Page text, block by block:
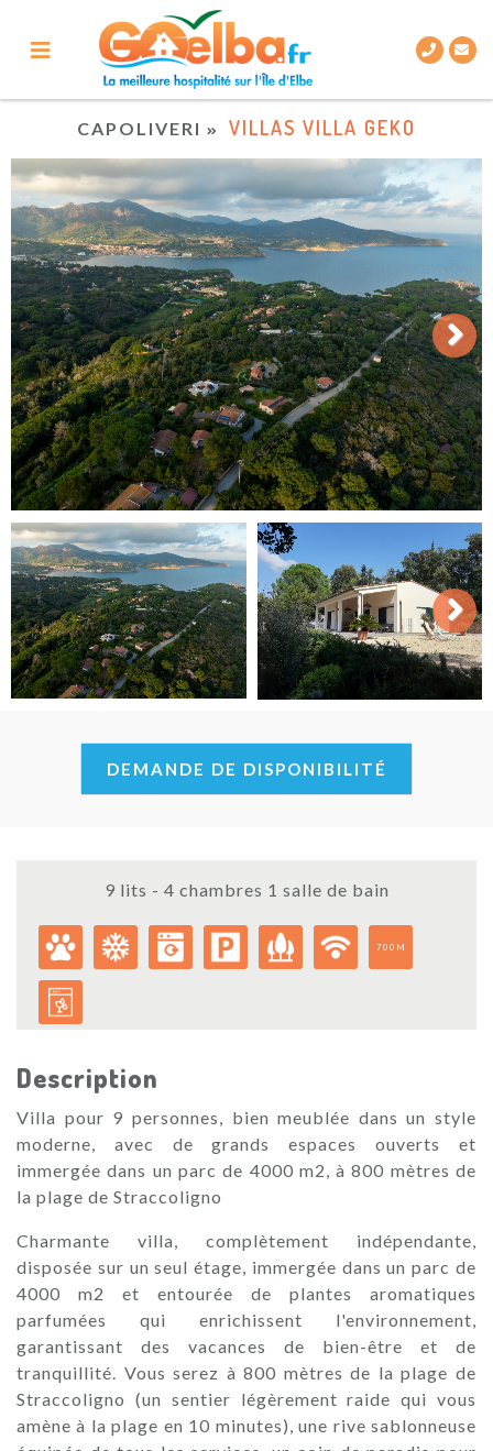
CAPOLIVERI VILLAS VILLA GEKO
Next
Next
DEMANDE DE DISPONIBILITÉ
9 lits - 4 chambres 1 salle de bain
700M
Description
Villa pour 9 personnes, bien meublée dans un style
moderne, avec de grands espaces ouverts et
immergée dans un parc de 4000 m2, à 800 mètres de
la plage de Straccoligno
Charmante villa, complètement indépendante,
disposée sur un seul étage, immergée dans un parc de
4000 m2 et entourée de plantes aromatiques
parfumées qui enrichissent l'environnement,
garantissant des vacances de bien-être et de
tranquillité. Vous serez à 800 mètres de la plage de
Straccoligno (un sentier légèrement raide qui vous
amène à la plage en 10 minutes), une rive sablonneuse